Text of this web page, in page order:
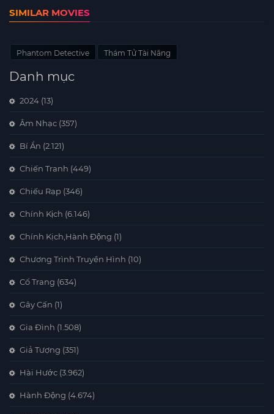
SIMILAR MOVIES
Phantom Detective Thám Tử Tài Năng
Danh mục
2024 (13)
Âm Nhạc (357)
Bí Ẩn (2.121)
Chiến Tranh (449)
Chiếu Rạp (346)
Chính Kịch (6.146)
Chính Kịch,Hành Động (1)
Chương Trình Truyền Hình (10)
Cổ Trang (634)
Gây Cấn (1)
Gia Đình (1.508)
Giả Tượng (351)
Hài Hước (3.962)
Hành Động (4.674)